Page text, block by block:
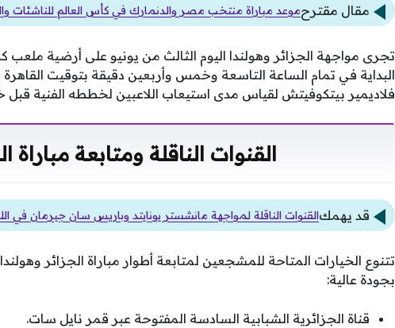
مقال مقترحموعد مباراة منتخب مصر والدنمارك في كأس العالم للناشئات
تجرى مواجهة الجزائر وهولندا اليوم الثالث من يونيو على أرضية
البداية في تمام الساعة التاسعة وخمس وأربعين دقيقة بتوقيت
فلاديمير بيتكوفيتش لقياس مدى استيعاب اللاعبين لخططه الفنية قبل
القنوات الناقلة ومتابعة مباراة
قد يهمكالقنوات الناقلة لمواجهة مانشستر يونايتد وباريس سان جيرمان في
تتنوع الخيارات المتاحة للمشجعين لمتابعة أطوار مباراة الجزائر
بجودة عالية:
قناة الجزائرية الشبابية السادسة المفتوحة عبر قمر نايل سات.